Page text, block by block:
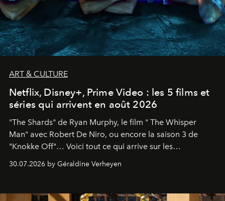
ART & CULTURE
Netflix, Disney+, Prime Video : les 5 films et
séries qui arrivent en août 2026
"The Shards" de Ryan Murphy, le film " The Whisper
Man" avec Robert De Niro, ou encore la saison 3 de
"Knokke Off"… Voici tout ce qui arrive sur les
30.07.2026 by Géraldine Verheyen